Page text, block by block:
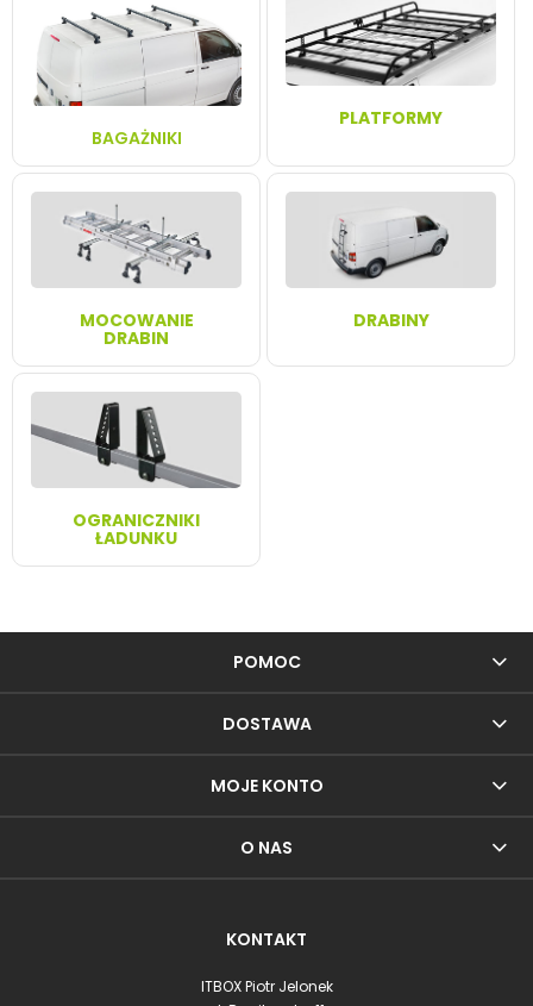
BAGAŻNIKI
PLATFORMY
MOCOWANIE
DRABIN
DRABINY
OGRANICZNIKI
ŁADUNKU
POMOC
DOSTAWA
MOJE KONTO
O NAS
KONTAKT
ITBOX Piotr Jelonek